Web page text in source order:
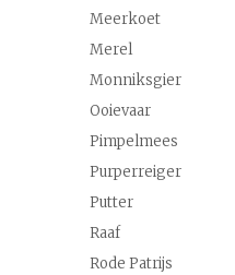
Meerkoet
Merel
Monniksgier
Ooievaar
Pimpelmees
Purperreiger
Putter
Raaf
Rode Patrijs